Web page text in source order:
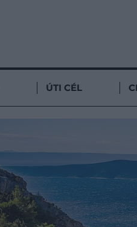
ÚTI CÉL